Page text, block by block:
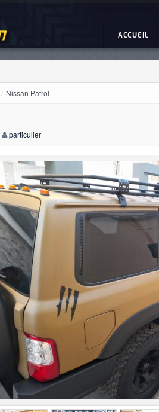
ACCUEIL
Nissan Patrol
particulier